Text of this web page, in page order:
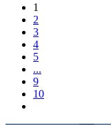
1
2
3
4
5
...
9
10